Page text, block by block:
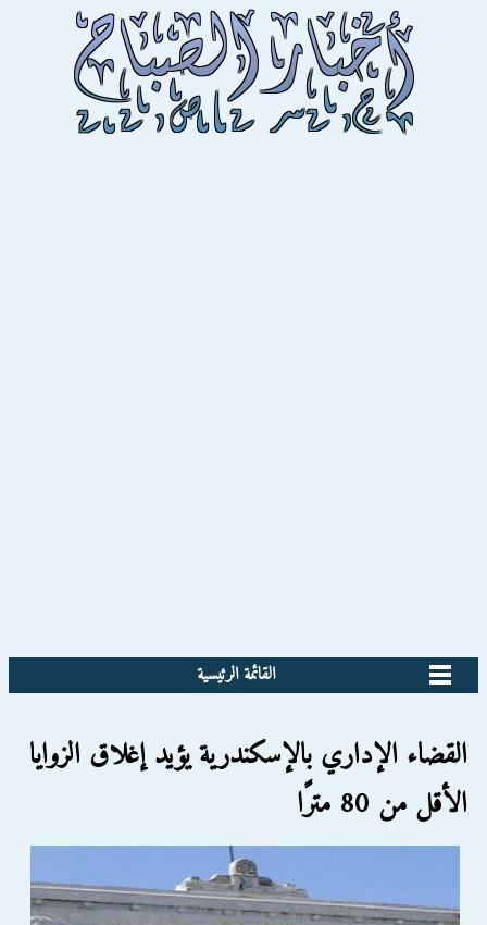
القائمة الرئيسية
القضاء الإداري بالإسكندرية يؤيد إغلاق الزوايا
الأقل من 80 مترًا